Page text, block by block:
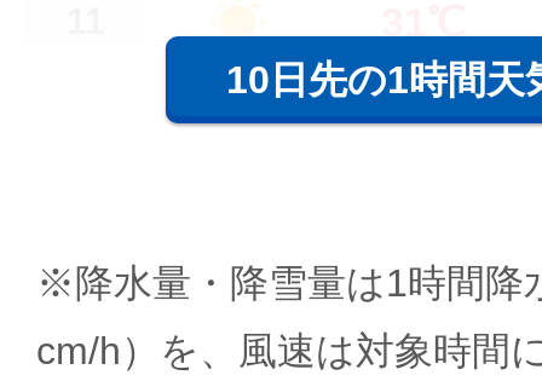
10日先の1時間天
※降水量・降雪量は1時間降
cm/h）を、風速は対象時間